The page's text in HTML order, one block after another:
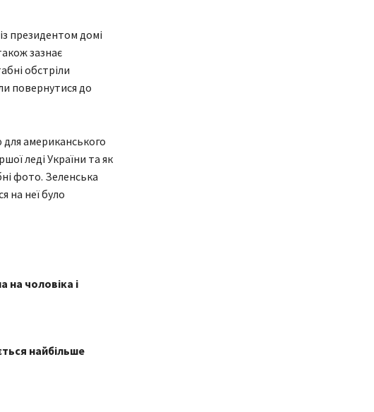
президентом домі
зазнає
обстріли
повернутися до
американського
леді України та як
фото. Зеленська
на неї було
на чоловіка і
найбільше